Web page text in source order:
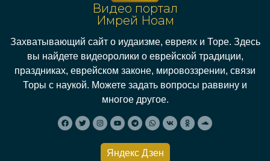
Видео портал
Имрей Ноам
Захватывающий сайт о иудаизме, евреях и Торе. Здесь
вы найдете видеоролики о еврейской традиции,
праздниках, еврейском законе, мировоззрении, связи
Торы с наукой. Можете задать вопросы раввину и
многое другое.
Яндекс Дзен